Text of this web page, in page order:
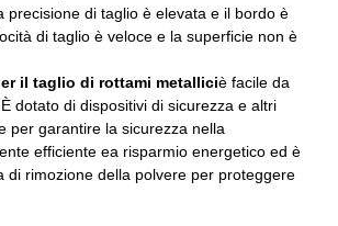
precisione di taglio è elevata e il bordo è
di taglio è veloce e la superficie non è
il taglio di rottami metalliciè facile da
dotato di dispositivi di sicurezza e altri
per garantire la sicurezza nella
efficiente ea risparmio energetico ed è
di rimozione della polvere per proteggere